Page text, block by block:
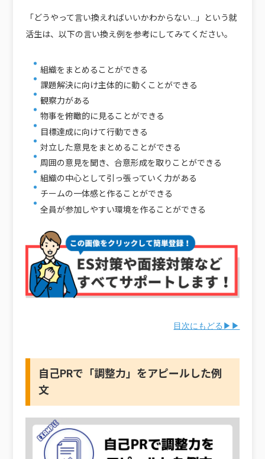
「どうやって言い換えればいいかわからない…」という就
活生は、以下の言い換え例を参考にしてみてください。
組織をまとめることができる
課題解決に向け主体的に動くことができる
観察力がある
物事を俯瞰的に見ることができる
目標達成に向けて行動できる
対立した意見をまとめることができる
周囲の意見を聞き、合意形成を取りことができる
組織の中心として引っ張っていく力がある
チームの一体感と作ることができる
全員が参加しやすい環境を作ることができる
目次にもどる▶▶
自己PRで「調整力」をアピールした例
文